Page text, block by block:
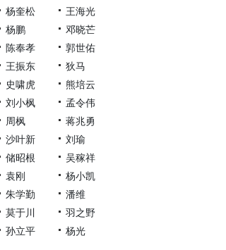
杨奎松
王海光
杨鹏
邓晓芒
陈奉孝
郭世佑
王振东
狄马
史啸虎
熊培云
刘小枫
孟令伟
周枫
蒋兆勇
沙叶新
刘瑜
储昭根
吴稼祥
袁刚
杨小凯
朱学勤
潘维
莫于川
羽之野
孙立平 杨光